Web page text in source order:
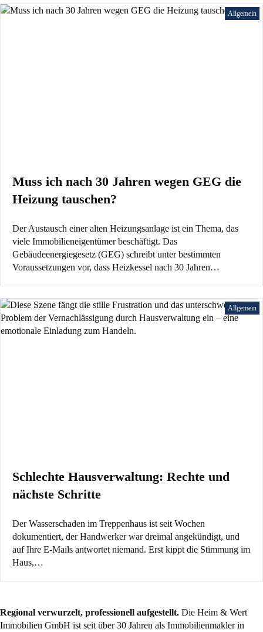
Allgemein
Muss ich nach 30 Jahren wegen GEG die
Heizung tauschen?
Der Austausch einer alten Heizungsanlage ist ein Thema, das
viele Immobilieneigentümer beschäftigt. Das
Gebäudeenergiegesetz (GEG) schreibt unter bestimmten
Voraussetzungen vor, dass Heizkessel nach 30 Jahren…
Allgemein
Schlechte Hausverwaltung: Rechte und
nächste Schritte
Der Wasserschaden im Treppenhaus ist seit Wochen
dokumentiert, der Handwerker war dreimal angekündigt, und
auf Ihre E-Mails antwortet niemand. Erst kippt die Stimmung im
Haus,…
Regional verwurzelt, professionell aufgestellt. Die Heim & Wert
Immobilien GmbH ist seit über 30 Jahren als Immobilienmaklerin